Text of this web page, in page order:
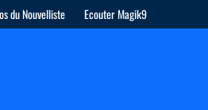
du Nouvelliste Ecouter Magik9